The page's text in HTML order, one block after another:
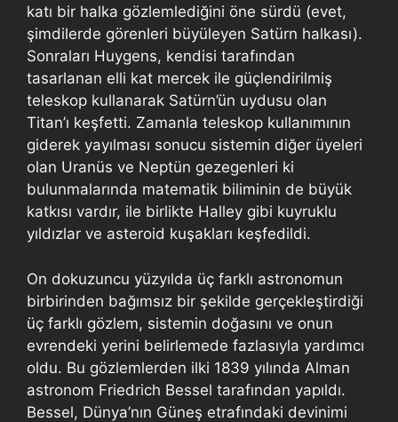
katı bir halka gözlemlediğini öne sürdü (evet,
şimdilerde görenleri büyüleyen Satürn halkası).
Sonraları Huygens, kendisi tarafından
tasarlanan elli kat mercek ile güçlendirilmiş
teleskop kullanarak Satürn’ün uydusu olan
Titan’ı keşfetti. Zamanla teleskop kullanımının
giderek yayılması sonucu sistemin diğer üyeleri
olan Uranüs ve Neptün gezegenleri ki
bulunmalarında matematik biliminin de büyük
katkısı vardır, ile birlikte Halley gibi kuyruklu
yıldızlar ve asteroid kuşakları keşfedildi.
On dokuzuncu yüzyılda üç farklı astronomun
birbirinden bağımsız bir şekilde gerçekleştirdiği
üç farklı gözlem, sistemin doğasını ve onun
evrendeki yerini belirlemede fazlasıyla yardımcı
oldu. Bu gözlemlerden ilki 1839 yılında Alman
astronom Friedrich Bessel tarafından yapıldı.
Bessel, Dünya’nın Güneş etrafındaki devinimi